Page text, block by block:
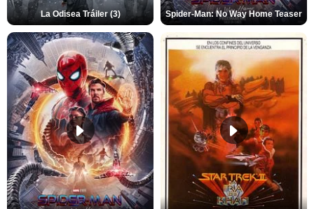
La Odisea Tráiler (3) Spider-Man: No Way Home Teaser